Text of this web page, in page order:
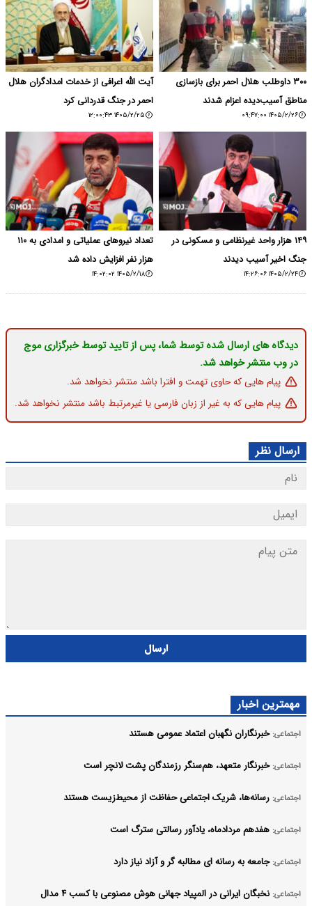
۳۰۰ داوطلب هلال احمر برای بازسازی
مناطق آسیب‌دیده اعزام شدند
۱۴۰۵/۲/۲۶ ۰۹:۴۷:۰۰
آیت الله اعرافی از خدمات امدادگران هلال
احمر در جنگ قدردانی کرد
۱۴۰۵/۲/۲۵ ۱۲:۰۰:۴۳
۱۴۹ هزار واحد غیرنظامی و مسکونی در
جنگ اخیر آسیب دیدند
۱۴۰۵/۲/۲۴ ۱۴:۲۶:۰۶
تعداد نیروهای عملیاتی و امدادی به ۱۱۰
هزار نفر افزایش داده شد
۱۴۰۵/۲/۱۸ ۱۴:۰۲:۰۲
دیدگاه های ارسال شده توسط شما، پس از تایید توسط خبرگزاری موج
در وب منتشر خواهد شد.
پیام هایی که حاوی تهمت و افترا باشد منتشر نخواهد شد.
پیام هایی که به غیر از زبان فارسی یا غیرمرتبط باشد منتشر نخواهد شد.
ارسال نظر
ارسال
مهمترین اخبار
اجتماعی: خبرنگاران نگهبان اعتماد عمومی هستند
اجتماعی: خبرنگار متعهد، هم‌سنگر رزمندگان پشت لانچر است
اجتماعی: رسانه‌ها، شریک اجتماعی حفاظت از محیط‌زیست هستند
اجتماعی: هفدهم مردادماه، یادآور رسالتی سترگ است
اجتماعی: جامعه به رسانه ای مطالبه گر و آزاد نیاز دارد
اجتماعی:
نخبگان ایرانی در المپیاد جهانی هوش مصنوعی با کسب ۴ مدال